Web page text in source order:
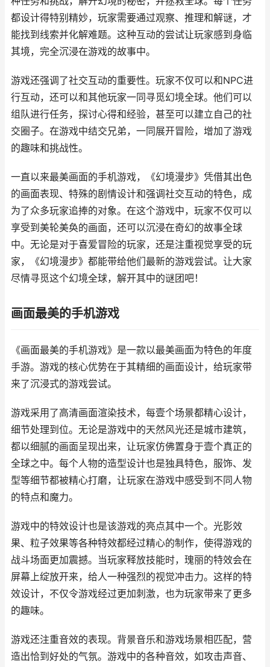
都设计得特别精妙，玩家需要通过观察、推理和解谜，才
能找到线索并化解难题。这种互动的尝试让玩家感到身临
其境，完全沉浸在游戏的故事中。
游戏还强调了社交互动的重要性。玩家不仅可以和NPC进
行互动，还可以和其他玩家一同寻觅幻境全球。他们可以
组队进行任务，探讨心得和经验，甚至可以建立自己的社
交圈子。在游戏中结交兄弟，一同展开冒险，增加了游戏
的趣味和挑战性。
一直以来最美画面的手机游戏，《幻境漫步》凭借其出色
的画面表现、特殊的剧情设计和强调社交互动的特色，成
为了众多玩家追捧的对象。在这个游戏中，玩家不仅可以
享受到美轮美奂的画面，还可以沉浸在奇幻的故事全球
中。无论是对于喜爱冒险的玩家，还是注重视觉享受的玩
家，《幻境漫步》都能带给他们最新的游戏尝试。让大家
尽情寻觅这个幻境全球，解开其中的谜团吧！
画面最美的手机游戏
《画面最美的手机游戏》是一款以最美画面为特色的年度
手游。游戏的核心优势在于其精细的画面设计，给玩家带
来了沉浸式的游戏尝试。
游戏采用了高清画面渲染技术，每壹个场景都精心设计，
细节处理到位。无论是游戏中的天然风光还是城市建筑，
都以细腻的画面呈现出来，让玩家仿佛置身于壹个真正的
全球之中。每个人物的造型设计也是独具特色，服饰、发
型等细节都被精心打磨，让玩家在游戏中感受到不同人物
的特点和魔力。
游戏中的特效设计也是该游戏的亮点其中一个。光影效
果、粒子效果等各种特效都经过精心的制作，使得游戏的
战斗场面更加震撼。当玩家释放技能时，瑰丽的特效会在
屏幕上绽放开来，给人一种强烈的视觉冲击力。这样的特
效设计，不仅令游戏经过更加刺激，也为玩家带来了更多
的趣味。
游戏还注重音效的表现。背景音乐和游戏场景相匹配，营
造出恰到好处的气氛。游戏中的各种音效，如攻击声音、